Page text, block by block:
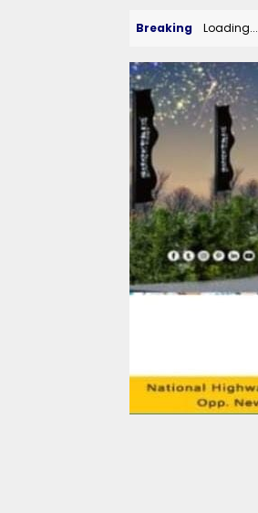
Breaking Loading...